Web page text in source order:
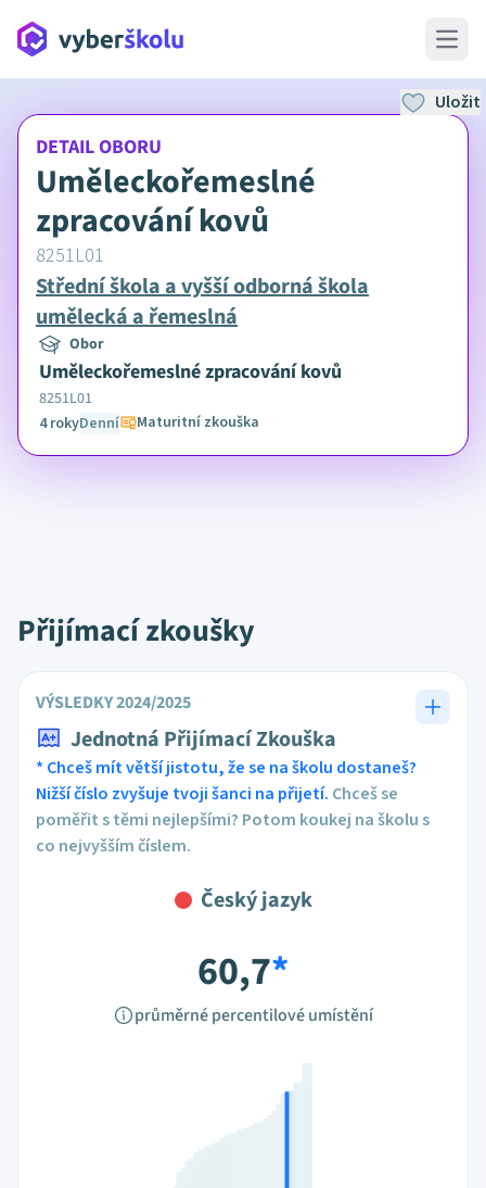
Open
DETAIL OBORU
Uměleckořemeslné
zpracování kovů
8251L01
Střední škola a vyšší odborná škola
umělecká a řemeslná
Obor
Uměleckořemeslné zpracování kovů
8251L01
4 rokyDenní Maturitní zkouška
Uložit
Přijímací zkoušky
VÝSLEDKY 2024/2025
Jednotná Přijímací Zkouška
* Chceš mít větší jistotu, že se na školu dostaneš?
Nižší číslo zvyšuje tvoji šanci na přijetí. Chceš se
poměřit s těmi nejlepšími? Potom koukej na školu s
co nejvyšším číslem.
Český jazyk
60,7*
průměrné percentilové umístění